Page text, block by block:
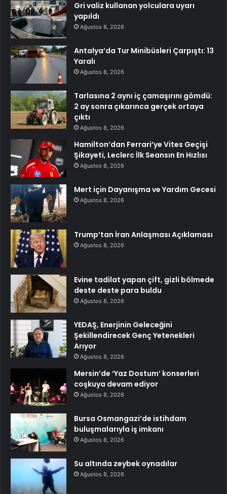
Gri valiz kullanan yolculara uyarı
yapıldı
Ağustos 8, 2026
Antalya’da Tur Minibüsleri Çarpıştı: 13
Yaralı
Ağustos 8, 2026
Tarlasına 2 aynı iç çamaşırını gömdü:
2 ay sonra çıkarınca gerçek ortaya
çıktı
Ağustos 8, 2026
Hamilton’dan Ferrari’ye Vites Geçişi
Şikayeti, Leclerc İlk Seansın En Hızlısı
Ağustos 8, 2026
Mert için Dayanışma ve Yardım Gecesi
Ağustos 8, 2026
Trump’tan İran Anlaşması Açıklaması
Ağustos 8, 2026
Evine tadilat yapan çift, gizli bölmede
deste deste para buldu
Ağustos 8, 2026
YEDAŞ, Enerjinin Geleceğini
Şekillendirecek Genç Yetenekleri
Arıyor
Ağustos 8, 2026
Mersin’de ‘Yaz Dostum’ konserleri
coşkuya devam ediyor
Ağustos 8, 2026
Bursa Osmangazi’de istihdam
buluşmalarıyla iş imkanı
Ağustos 8, 2026
Su altında zeybek oynadılar
Ağustos 8, 2026